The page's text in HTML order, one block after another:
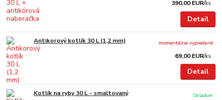
390,00 EUR/ks
Detail
Antikorový kotlík 30 L (1,2 mm)
69,00 EUR/ks
momentálne vypredané
Detail
Kotlík na ryby 30 L - smaltovaný
Skladom